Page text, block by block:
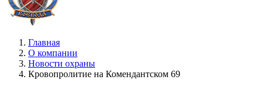
Главная
О компании
Новости охраны
Кровопролитие на Комендантском 69